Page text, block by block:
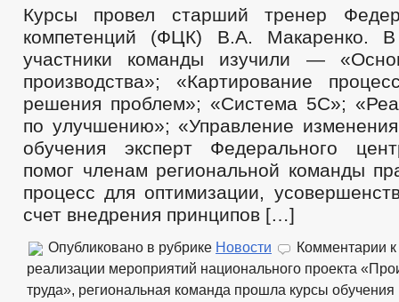
ПУБЛИЧНЫЕ СЛУШАНИЯ
БЮДЖЕТ
БЮДЖЕТ ПО ГОДАМ
ОТЧЕТ ОБ ИСПОЛНЕНИИ БЮДЖЕТА
_
МУНИЦИПАЛЬНЫЕ УСЛУГИ
МУНИЦИПАЛЬНЫЕ УСЛУГИ
ПРЕДОСТАВЛЕНИЕ УСЛУГ ИНВАЛИДАМ
ОБРАЩЕНИЯ ГРАЖДАН
ОБРАЩЕНИЕ К ГЛАВЕ
ИНТЕРНЕТ
ОБЗОРЫ ОБРАЩЕНИЙ ГРАЖДАН
ПОРЯДОК РАССМОТРЕНИЯ ОБРАЩЕНИЙ
Курсы провел старший тренер
компетенций (ФЦК) В.А. Макаренко.
участники команды изучили —
производства»; «Картирование
решения проблем»; «Система 5С»;
по улучшению»; «Управление
обучения эксперт Федерального
помог членам региональной команды
процесс для оптимизации,
счет внедрения принципов […]
Опубликовано в рубрике Новости Комментарии
реализации мероприятий национального проекта
труда», региональная команда прошла курсы обучения